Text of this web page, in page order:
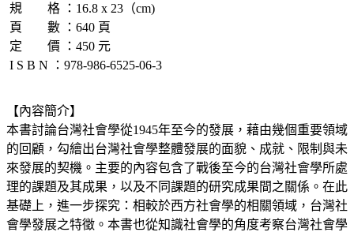
規 格 ：16.8 x 23（cm)
頁 數 ：640 頁
定 價 ：450 元
I S B N ：978-986-6525-06-3
【內容簡介】
本書討論台灣社會學從1945年至今的發展，藉由幾個重要領域
的回顧，勾繪出台灣社會學整體發展的面貌、成就、限制與未
來發展的契機。主要的內容包含了戰後至今的台灣社會學所處
理的課題及其成果，以及不同課題的研究成果間之關係。在此
基礎上，進一步探究：相較於西方社會學的相關領域，台灣社
會學發展之特徵。本書也從知識社會學的角度考察台灣社會學